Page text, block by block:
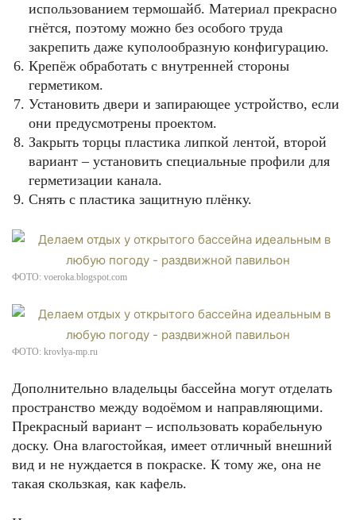
использованием термошайб. Материал прекрасно
гнётся, поэтому можно без особого труда
закрепить даже куполообразную конфигурацию.
Крепёж обработать с внутренней стороны
герметиком.
Установить двери и запирающее устройство, если
они предусмотрены проектом.
Закрыть торцы пластика липкой лентой, второй
вариант – установить специальные профили для
герметизации канала.
Снять с пластика защитную плёнку.
ФОТО: voeroka.blogspot.com
ФОТО: krovlya-mp.ru
Дополнительно владельцы бассейна могут отделать
пространство между водоёмом и направляющими.
Прекрасный вариант – использовать корабельную
доску. Она влагостойкая, имеет отличный внешний
вид и не нуждается в покраске. К тому же, она не
такая скользкая, как кафель.